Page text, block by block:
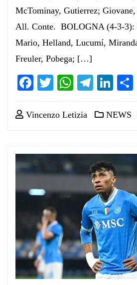
McTominay, Gutierrez;
All. Conte. BOLOGNA (4-3-3):
Mario, Helland, Lucumí,
Freuler, Pobega; […]
Facebook
TwitterWhatsApp
Vincenzo Letizia NEWS